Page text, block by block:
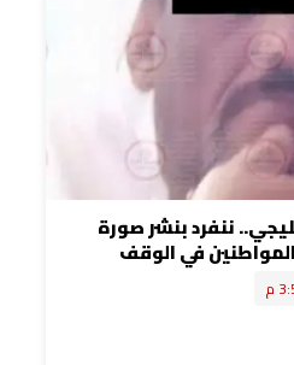
ننفرد بنشر صورة
في الوقف